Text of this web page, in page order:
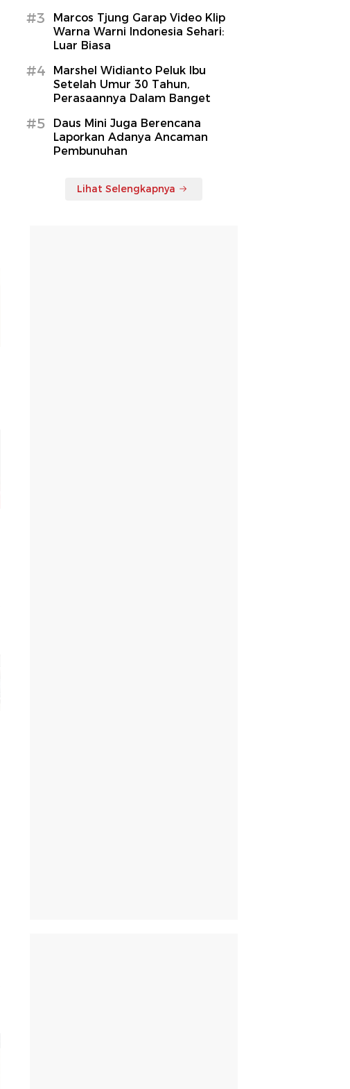
#3
Marcos Tjung Garap Video Klip
Warna Warni Indonesia Sehari:
Luar Biasa
#4
Marshel Widianto Peluk Ibu
Setelah Umur 30 Tahun,
Perasaannya Dalam Banget
#5
Daus Mini Juga Berencana
Laporkan Adanya Ancaman
Pembunuhan
Lihat Selengkapnya